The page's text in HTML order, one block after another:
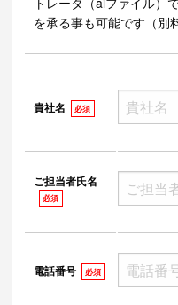
を承る事も可能です（別
貴社名 必須
ご担当者氏名
必須
電話番号 必須